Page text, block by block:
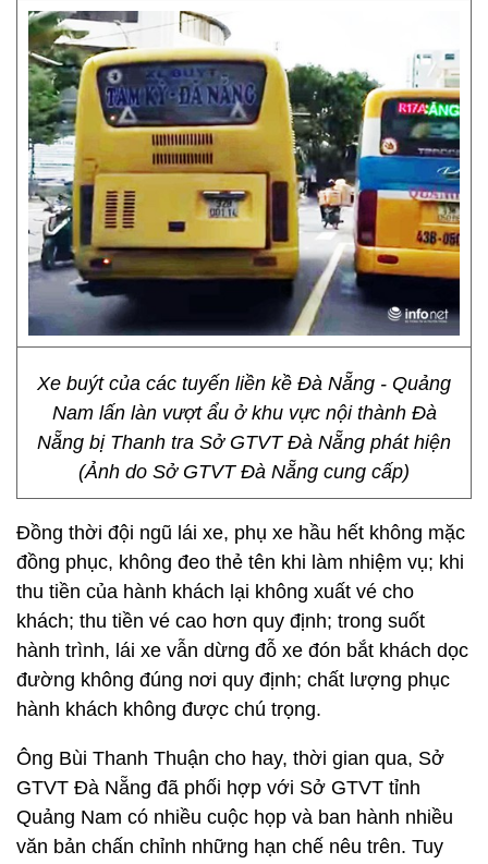
Xe buýt của các tuyến liền kề Đà Nẵng - Quảng
Nam lấn làn vượt ẩu ở khu vực nội thành Đà
Nẵng bị Thanh tra Sở GTVT Đà Nẵng phát hiện
(Ảnh do Sở GTVT Đà Nẵng cung cấp)
Đồng thời đội ngũ lái xe, phụ xe hầu hết không mặc
đồng phục, không đeo thẻ tên khi làm nhiệm vụ; khi
thu tiền của hành khách lại không xuất vé cho
khách; thu tiền vé cao hơn quy định; trong suốt
hành trình, lái xe vẫn dừng đỗ xe đón bắt khách dọc
đường không đúng nơi quy định; chất lượng phục
hành khách không được chú trọng.
Ông Bùi Thanh Thuận cho hay, thời gian qua, Sở
GTVT Đà Nẵng đã phối hợp với Sở GTVT tỉnh
Quảng Nam có nhiều cuộc họp và ban hành nhiều
văn bản chấn chỉnh những hạn chế nêu trên. Tuy